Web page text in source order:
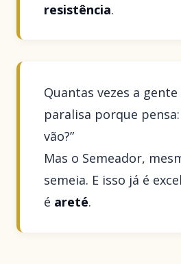
resistência.
Quantas vezes a gente
paralisa porque pensa:
vão?”
Mas o Semeador,
semeia. E isso já é
é areté.